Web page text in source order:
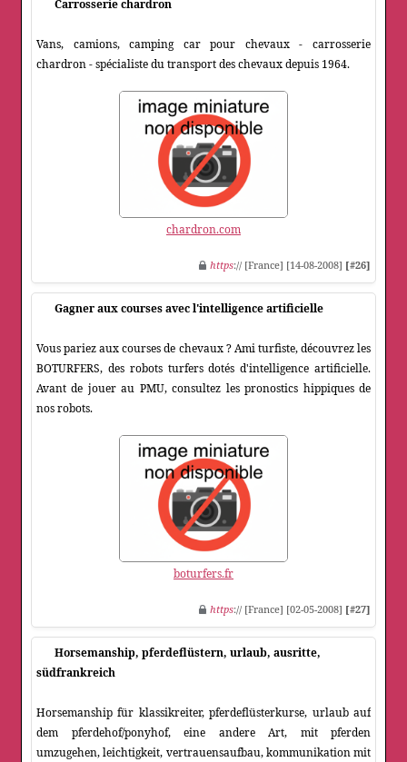
Carrosserie chardron
Vans, camions, camping car pour chevaux - carrosserie
chardron - spécialiste du transport des chevaux depuis 1964.
chardron.com
https:// [France] [14-08-2008] [#26]
Gagner aux courses avec l'intelligence artificielle
Vous pariez aux courses de chevaux ? Ami turfiste, découvrez les
BOTURFERS, des robots turfers dotés d'intelligence artificielle.
Avant de jouer au PMU, consultez les pronostics hippiques de
nos robots.
boturfers.fr
https:// [France] [02-05-2008] [#27]
Horsemanship, pferdeflüstern, urlaub, ausritte,
südfrankreich
Horsemanship für klassikreiter, pferdeflüsterkurse, urlaub auf
dem pferdehof/ponyhof, eine andere Art, mit pferden
umzugehen, leichtigkeit, vertrauensaufbau, kommunikation mit